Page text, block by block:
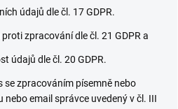
údajů dle čl. 17 GDPR.
zpracování dle čl. 21 GDPR a
údajů dle čl. 20 GDPR.
se zpracováním písemně nebo
nebo email správce uvedený v čl. III